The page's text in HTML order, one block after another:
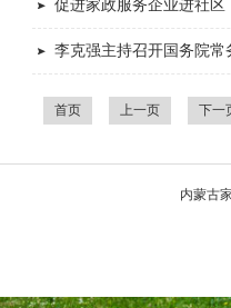
促进家政服务企业进社区
李克强主持召开国务院常
首页 上一页 下一
内蒙古